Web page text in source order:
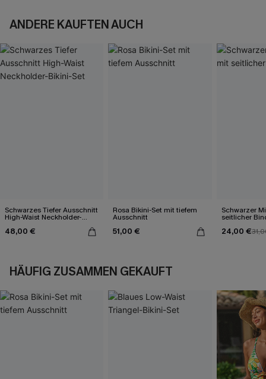
ANDERE KAUFTEN AUCH
Schwarzes Tiefer Ausschnitt
High-Waist Neckholder-
Bikini-Set
48,00 €
Rosa Bikini-Set mit tiefem
Ausschnitt
51,00 €
Schwarzer
seitlicher
24,00 €
HÄUFIG ZUSAMMEN GEKAUFT